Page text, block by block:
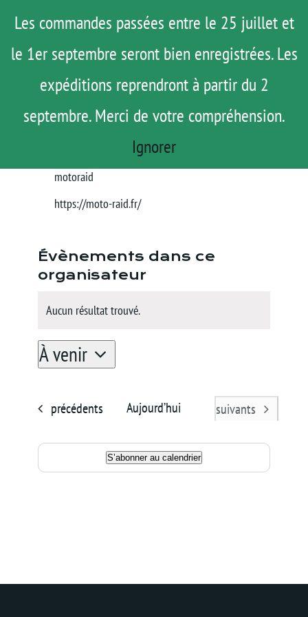
Les commandes passées entre le 25 juillet et
le 1er septembre seront bien enregistrées. Les
expéditions reprendront à partir du 2
septembre. Merci de votre compréhension.
Ignorer
contenu
Menu
ROAD TRIP
ACTUS
TESTS
AGENDA
Rechercher:
Moto Raid
« Tous les Évènements
Email
motoraid
Site
https://moto-raid.fr/
Évènements dans ce
organisateur
Notice
Aucun résultat trouvé.
À venir
Sélectionnez
date.
Évènements
précédents Aujourd’hui Évènements
suivants
S’abonner au calendrier